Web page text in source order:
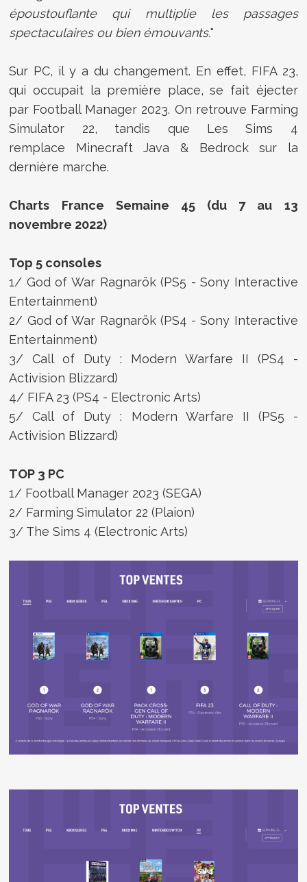
époustouflante qui multiplie les passages
spectaculaires ou bien émouvants."
Sur PC, il y a du changement. En effet, FIFA 23,
qui occupait la première place, se fait éjecter
par Football Manager 2023. On retrouve Farming
Simulator 22, tandis que Les Sims 4
remplace Minecraft Java & Bedrock sur la
dernière marche.
Charts France Semaine 45 (du 7 au 13
novembre 2022)
Top 5 consoles
1/ God of War Ragnarök (PS5 - Sony Interactive
Entertainment)
2/ God of War Ragnarök (PS4 - Sony Interactive
Entertainment)
3/ Call of Duty : Modern Warfare II (PS4 -
Activision Blizzard)
4/ FIFA 23 (PS4 - Electronic Arts)
5/ Call of Duty : Modern Warfare II (PS5 -
Activision Blizzard)
TOP 3 PC
1/ Football Manager 2023 (SEGA)
2/ Farming Simulator 22 (Plaion)
3/ The Sims 4 (Electronic Arts)